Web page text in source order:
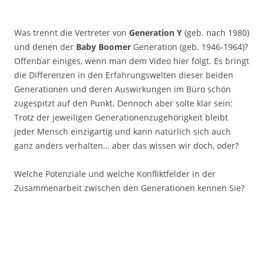
Was trennt die Vertreter von Generation Y (geb. nach 1980)
und denen der Baby Boomer Generation (geb. 1946-1964)?
Offenbar einiges, wenn man dem Video hier folgt. Es bringt
die Differenzen in den Erfahrungswelten dieser beiden
Generationen und deren Auswirkungen im Büro schön
zugespitzt auf den Punkt. Dennoch aber solte klar sein:
Trotz der jeweiligen Generationenzugehörigkeit bleibt
jeder Mensch einzigartig und kann natürlich sich auch
ganz anders verhalten… aber das wissen wir doch, oder?
Welche Potenziale und welche Konfliktfelder in der
Zusammenarbeit zwischen den Generationen kennen Sie?